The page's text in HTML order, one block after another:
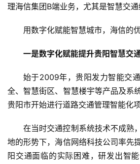
理海信集团B端业务，尤其是智慧交通
用数字化赋能智慧城市，海信的
一是数字化赋能提升贵阳智慧交
始于2009年，贵阳发力智能交
全、智慧街区、智慧楼宇等产品及系
贵阳市开始进行道路交通管理智能化
在当时交通控制系统技术不成熟
地的形势下，海信网络科技公司率先
阳交通面临的实际困难，研发出智